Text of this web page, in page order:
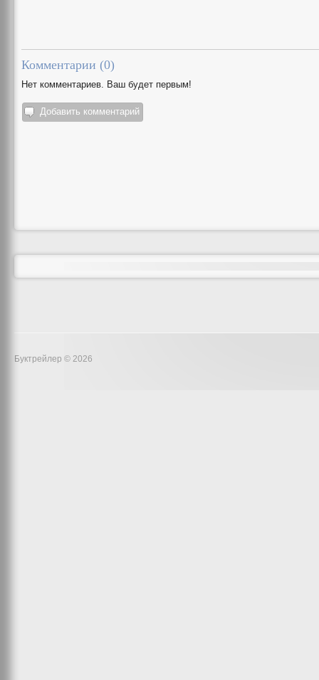
Комментарии (0)
Нет комментариев. Ваш будет первым!
Добавить комментарий
Буктрейлер © 2026